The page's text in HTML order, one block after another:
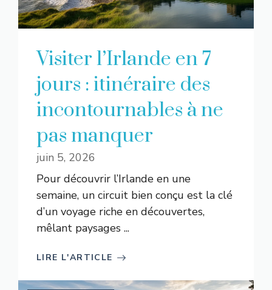
Visiter l’Irlande en 7
jours : itinéraire des
incontournables à ne
pas manquer
juin 5, 2026
Pour découvrir l’Irlande en une
semaine, un circuit bien conçu est la clé
d’un voyage riche en découvertes,
mêlant paysages ...
LIRE L'ARTICLE